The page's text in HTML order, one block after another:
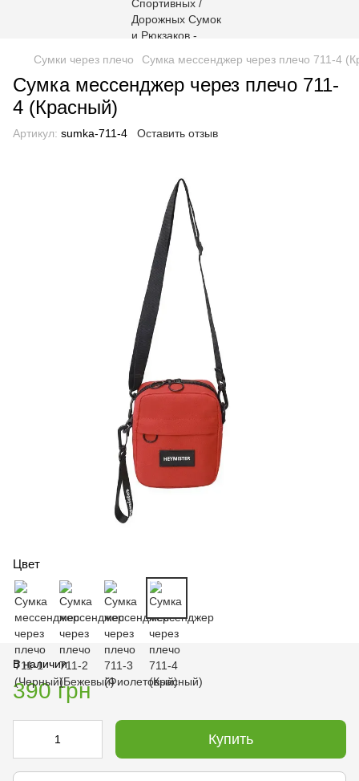
Сумки через плечо Сумка мессенджер через плечо 711-4
Сумка мессенджер через плечо 711-
4 (Красный)
Артикул: sumka-711-4 Оставить отзыв
Цвет
В наличии
390 грн
Купить